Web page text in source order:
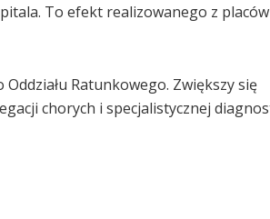
To efekt realizowanego z
Ratunkowego. Zwiększy się
chorych i specjalistycznej